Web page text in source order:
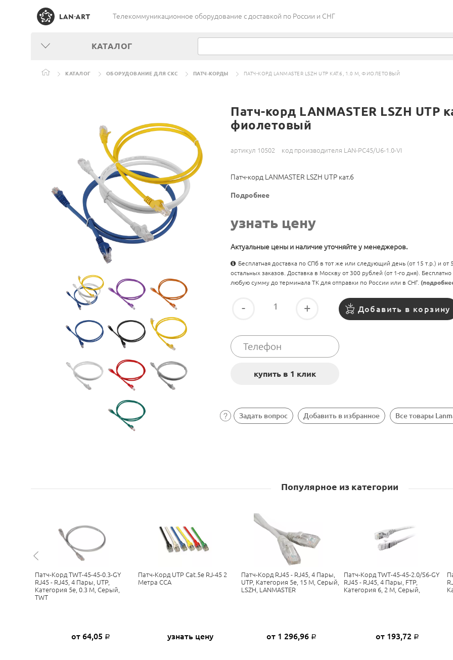
Телекоммуникационное оборудование c доставкой по России и СНГ
КАТАЛОГ
КАТАЛОГ ОБОРУДОВАНИЕ ДЛЯ СКС ПАТЧ-КОРДЫ ПАТЧ-КОРД LANMASTER LSZH UTP КАТ.6, 1.0 М, ФИОЛЕТОВЫЙ
Патч-корд LANMASTER LSZH UTP
фиолетовый
артикул 10502 код производителя LAN-PC45/U6-1.0-VI
Патч-корд LANMASTER LSZH UTP кат.6
Подробнее
узнать цену
Актуальные цены и наличие уточняйте у менеджеров.
Бесплатная доставка по СПб в тот же или следующий день (от 15 т.р.) и от
остальных заказов. Доставка в Москву от 300 рублей (от 1-го дня).
любую сумму до терминала ТК для отправки по России или в СНГ.
- + Добавить в корзину
Задать вопрос Добавить в избранное Все товары
Популярное из категории
Патч-Корд TWT-45-45-0.3-GY
RJ45 - RJ45, 4 Пары, UTP,
Категория 5е, 0.3 М, Серый,
TWT
от 64,05 Р
Патч-Корд UTP Cat.5e RJ-45 2
Метра CCA
узнать цену
Патч-Корд RJ45 - RJ45, 4 Пары,
UTP, Категория 5е, 15 М, Серый,
LSZH, LANMASTER
от 1 296,96 Р
Патч-Корд TWT-45-45-2.0/S6-GY
RJ45 - RJ45, 4 Пары, FTP,
Категория 6, 2 М, Серый,
от 193,72 Р